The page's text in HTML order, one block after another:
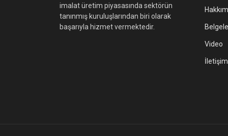
imalat üretim piyasasında sektörün
tanınmış kuruluşlarından biri olarak
başarıyla hizmet vermektedir.
Video
İletişim